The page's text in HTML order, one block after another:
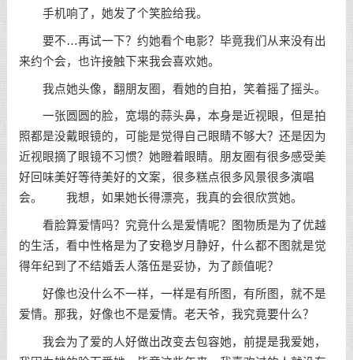
手机响了，她发了个笑脸给我。
要不…再试一下？约她看个电影？毕竟我们从来没有出
来约个会，也许接触下来我会喜欢她。
我点她头像，翻朋友圈，看她的自拍，笑着摇了摇头。
一张圆圆的脸，宽塌的蒜头鼻，本身是近视眼，但是拍
照都是没戴眼镜的，可能是觉得自己眼睛不够大？还是因为
近视眼摘了眼镜不习惯？她瞪着眼睛。朋友圈有很多感受美
好回味美好等待美好的文案，很多糕点很多风景很多演唱
会。 我想，如果她长得漂亮，我真的会很欣赏她。
看脸算爱情吗？究竟什么是爱情呢？图物质是为了优越
的生活，看中性格是为了安稳岁月静好，什么都不图就是觉
得年纪到了不结婚丢人落伍是妥协，为了颜值呢？
好像也没什么不一样，一样是有所图，有所图，就不是
爱情。那我，好像也不是爱情。老天爷，我究竟要什么？
我会为了爱的人好做出改变去包容她，前提是我爱她，